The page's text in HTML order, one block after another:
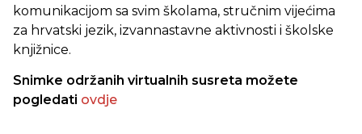
komunikacijom sa svim školama, stručnim vijećima
za hrvatski jezik, izvannastavne aktivnosti i školske
knjižnice.
Snimke održanih virtualnih susreta možete
pogledati ovdje